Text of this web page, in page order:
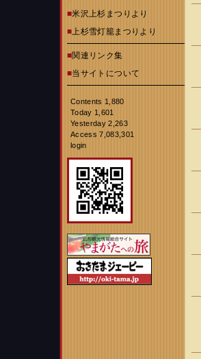
■米沢上杉まつりより
■上杉雪灯籠まつりより
■関連リンク集
■当サイトについて
Contents 1,880
Today 1,601
Yesterday 2,263
Access 7,083,301
login